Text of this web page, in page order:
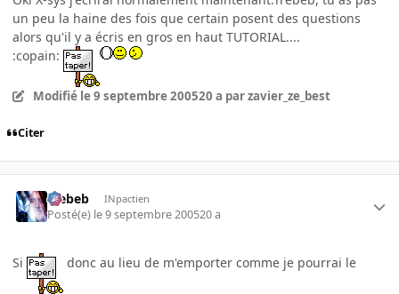
un peu la haine des fois que certain posent des questions
alors qu'il y a écris en gros en haut TUTORIAL....
:copain:
Modifié le 9 septembre 200520 a par zavier_ze_best
Citer
Trebeb INpactien
Posté(e) le 9 septembre 200520 a
Si donc au lieu de m'emporter comme je pourrai le